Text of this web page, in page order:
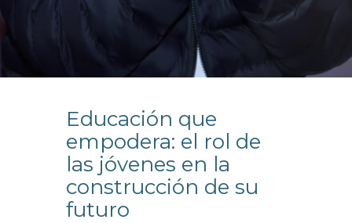
Educación que
empodera: el rol de
las jóvenes en la
construcción de su
futuro